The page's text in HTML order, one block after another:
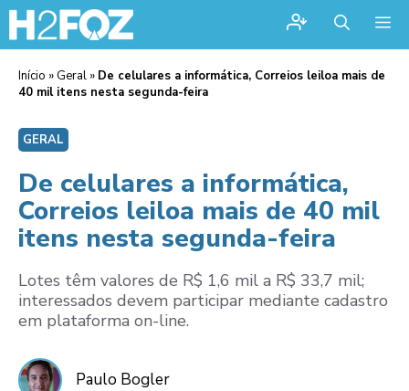
Início » Geral » De celulares a informática, Correios leiloa mais de
40 mil itens nesta segunda-feira
GERAL
De celulares a informática,
Correios leiloa mais de 40 mil
itens nesta segunda-feira
Lotes têm valores de R$ 1,6 mil a R$ 33,7 mil;
interessados devem participar mediante cadastro
em plataforma on-line.
Paulo Bogler